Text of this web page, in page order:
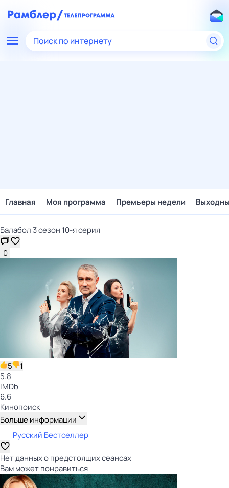
Поиск по интернету
Главная Моя программа Премьеры недели
Балабол 3 сезон 10-я серия
0
5
1
5.8
IMDb
6.6
Кинопоиск
Больше информации
Русский Бестселлер
Нет данных о предстоящих сеансах
Вам может понравиться